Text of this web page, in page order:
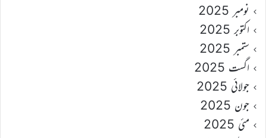
نومبر 2025
اکتوبر 2025
ستمبر 2025
اگست 2025
جولائی 2025
جون 2025
مئی 2025